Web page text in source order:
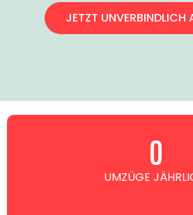
JETZT UNVERBINDLICH
UMZÜGE0